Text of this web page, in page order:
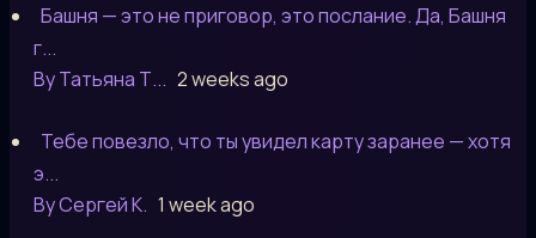
Башня — это не приговор, это послание. Да, Башня
г...
By Татьяна Т... 2 weeks ago
Тебе повезло, что ты увидел карту заранее — хотя
э...
By Сергей К. 1 week ago